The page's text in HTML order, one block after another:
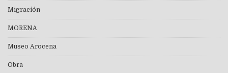
Migración
MORENA
Museo Arocena
Obra